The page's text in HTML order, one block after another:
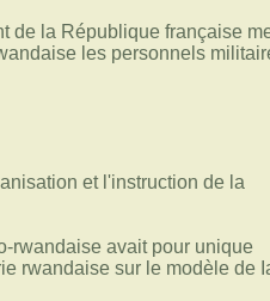
de la République française
les personnels
et l'instruction de la
rwandaise avait pour unique
rwandaise sur le modèle de